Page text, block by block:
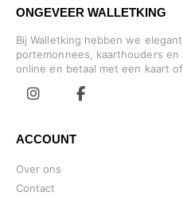
ONGEVEER WALLETKING
Bij Walletking hebben we
portemonnees, kaarthouders en
online en betaal met een kaart of
ACCOUNT
Over ons
Contact